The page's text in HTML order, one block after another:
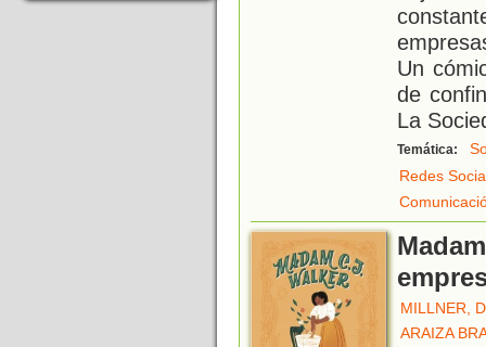
Un
de
La
Temática:
Redes
MILLNER,
ARAIZA